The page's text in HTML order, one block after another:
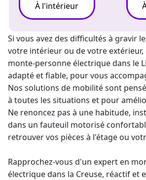
À l'intérieur
Si vous avez des difficultés à gravir
votre intérieur ou de votre extérieur,
monte-personne électriquedans le
adapté et fiable, pour vous
Nos solutions de mobilité sont
à toutes les situations et pour
Ne renoncez pas à une habitude,
dans un fauteuil motorisé
retrouver vos pièces à l'étage ou
Rapprochez-vous d'un expert en
électriquedans la Creuse, réactif et